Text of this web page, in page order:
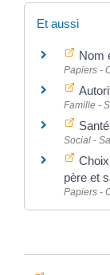
Et aussi
Nom
Papiers -
Famille -
Social -
père et
Papiers -